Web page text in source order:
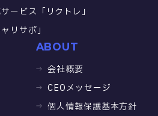
ービス「リクトレ」
リサポ」
ABOUT
会社概要
CEOメッセージ
個人情報保護基本方針